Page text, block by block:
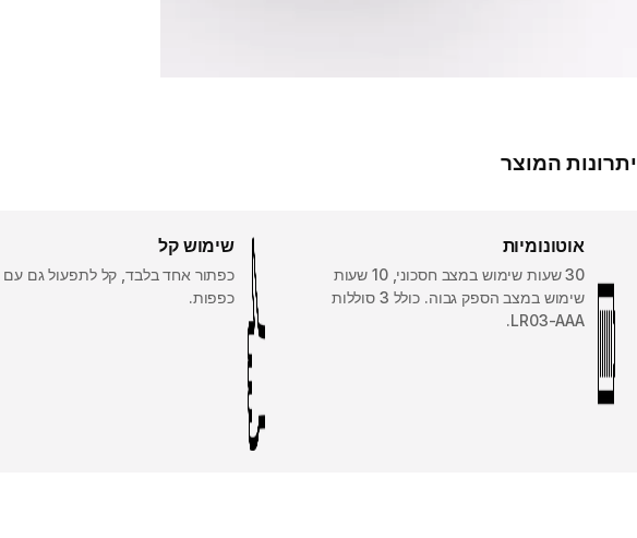
יתרונות המוצר
אוטונומיות
30 שעות שימוש במצב חסכוני, 10 שעות
שימוש במצב הספק גבוה. כולל 3 סוללות
LR03-AAA.
שימוש קל
כפתור אחד בלבד, קל לתפעול גם עם
כפפות.